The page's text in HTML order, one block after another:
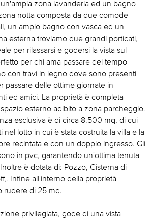
zona lavanderia ed un bagno
notta composta da due comode
un ampio bagno con vasca ed un
esterna troviamo due grandi porticati,
per rilassarsi e godersi la vista sul
per chi ama passare del tempo
con travi in legno dove sono presenti
passare delle ottime giornate in
ed amici. La proprietà è completa
esterno adibito a zona parcheggio.
esclusiva è di circa 8.500 mq, di cui
lotto in cui è stata costruita la villa e la
recintata e con un doppio ingresso. Gli
in pvc, garantendo un'ottima tenuta
è dotata di: Pozzo, Cisterna di
Infine all'interno della proprietà
rudere di 25 mq.
privilegiata, gode di una vista